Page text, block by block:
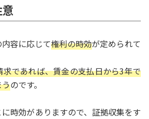
容に応じて権利の時効が定められて
求であれば、賃金の支払日から3年で
のです。
時効がありますので、証拠収集をす